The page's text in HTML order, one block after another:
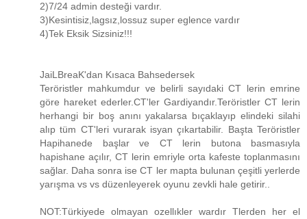
2)7/24 admin desteği vardır.
3)Kesintisiz,lagsız,lossuz super eglence vardır
4)Tek Eksik Sizsiniz!!!
JaiLBreaK'dan Kısaca Bahsedersek
Teröristler mahkumdur ve belirli sayıdaki CT lerin emrine
göre hareket ederler.CT'ler Gardiyandır.Teröristler CT lerin
herhangi bir boş anını yakalarsa bıçaklayıp elindeki silahi
alıp tüm CT'leri vurarak isyan çıkartabilir. Başta Teröristler
Hapihanede başlar ve CT lerin butona basmasıyla
hapishane açılır, CT lerin emriyle orta kafeste toplanmasını
sağlar. Daha sonra ise CT ler mapta bulunan çeşitli yerlerde
yarışma vs vs düzenleyerek oyunu zevkli hale getirir..
NOT:Türkiyede olmayan ozellıkler wardır Tlerden her el